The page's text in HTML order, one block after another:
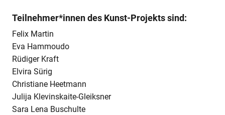
Teilnehmer*innen des Kunst-Projekts sind:
Felix Martin
Eva Hammoudo
Rüdiger Kraft
Elvira Sürig
Christiane Heetmann
Julija Klevinskaite-Gleiksner
Sara Lena Buschulte